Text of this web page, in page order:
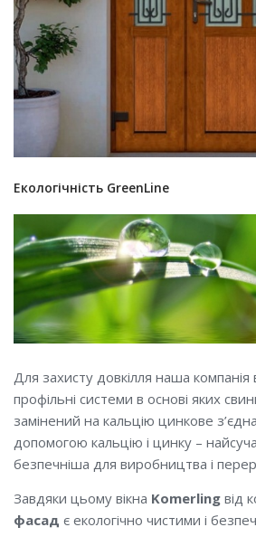
Екологічність GreenLine
Для захисту довкілля наша компанія
профільні системи в основі яких
замінений на кальцію цинкове
допомогою кальцію і цинку –
безпечніша для виробництва і
Завдяки цьому вікна Komerlingвід
фасад є екологічно чистими і